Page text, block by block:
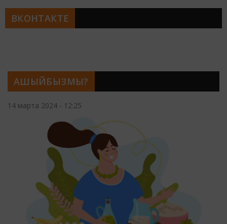
АШЫЙБЫЗМЫ?
14 марта 2024 - 12:25
ВКОНТАКТЕ